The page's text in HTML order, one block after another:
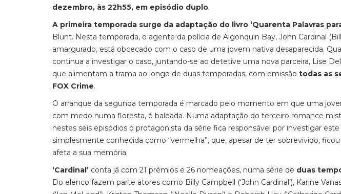
dezembro, às 22h55, em episódio duplo.
A primeira temporada surge da adaptação do livro ‘Quarenta Palavras
Blunt. Nesta temporada, o agente da polícia de Algonquin Bay, John Cardinal
amargurado, está obcecado com o caso de uma jovem nativa desaparecida.
continua a investigar o caso, juntando-se ao detetive uma nova parceira, Lise
que alimentam a trama ao longo de duas temporadas, com emissão todas as
FOX Crime.
O arranque da segunda temporada é marcado pelo momento em que uma
com medo numa floresta, é baleada. Numa adaptação do terceiro romance
nestes seis episódios o protagonista da série fica responsável por investigar
simplesmente conhecida como “vermelha”, que, apesar de ter sobrevivido,
afeta a sua memória.
‘Cardinal’ conta já com 21 prémios e 26 nomeações, numa série de duas
Do elenco fazem parte atores como Billy Campbell (‘John Cardinal’), Karine